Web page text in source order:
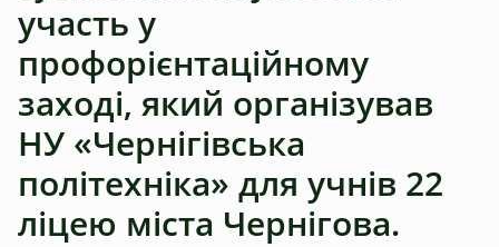
участь у
профорієнтаційному
заході, який організував
НУ «Чернігівська
політехніка» для учнів 22
ліцею міста Чернігова.